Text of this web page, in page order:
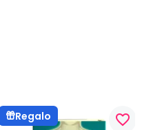
Regalo favorite_border